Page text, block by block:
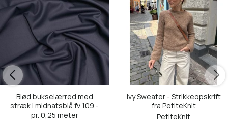
Blød bukselærred med
stræk i midnatsblå fv 109 -
pr. 0,25 meter
Ivy Sweater - Strikkeopskrift
fra PetiteKnit
PetiteKnit